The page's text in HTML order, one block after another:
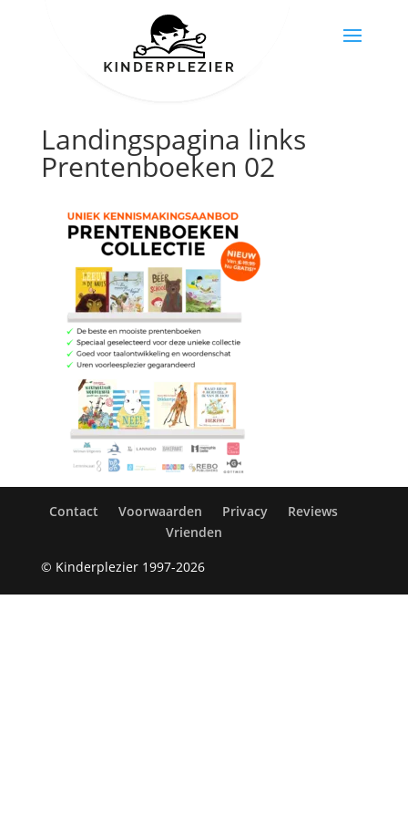
Landingspagina links
Prentenboeken 02
Contact Voorwaarden Privacy
Reviews
Vrienden
© Kinderplezier 1997-2026